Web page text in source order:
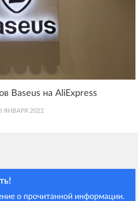
Baseus на AliExpress
ЯНВАРЯ 2022
о прочитанной информации.